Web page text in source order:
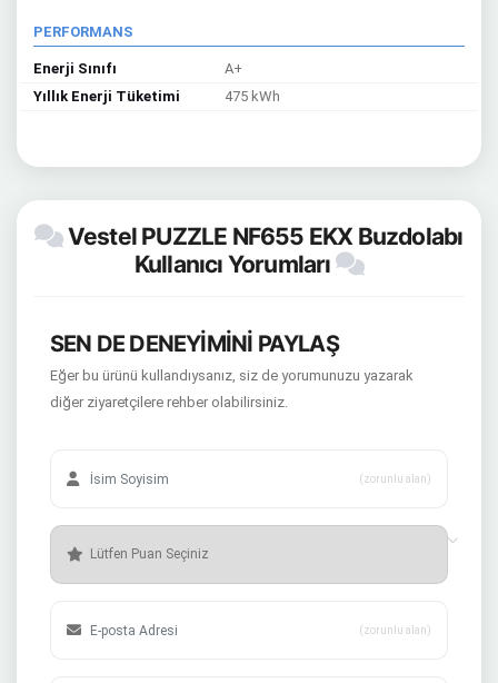
PERFORMANS
Enerji Sınıfı
A+
Yıllık Enerji Tüketimi
475 kWh
Vestel PUZZLE NF655 EKX Buzdolabı
Kullanıcı Yorumları
SEN DE DENEYİMİNİ PAYLAŞ
Eğer bu ürünü kullandıysanız, siz de yorumunuzu yazarak
diğer ziyaretçilere rehber olabilirsiniz.
(zorunlu alan)
(zorunlu alan)